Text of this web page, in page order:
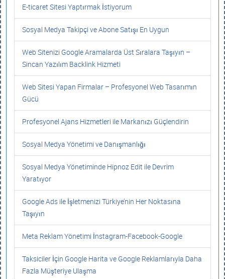
E-ticaret Sitesi Yaptırmak İstiyorum
Sosyal Medya Takipçi ve Abone Satışı En Uygun
Web Sitenizi Google Aramalarda Üst Sıralara Taşıyın –
Sincan Yazılım Backlink Hizmeti
Web Sitesi Yapan Firmalar – Profesyonel Web Tasarımın
Gücü
Profesyonel Ajans Hizmetleri ile Markanızı Güçlendirin
Sosyal Medya Yönetimi ve Danışmanlığı
Sosyal Medya Yönetiminde Hipnoz Edit ile Devrim
Yaratıyor
Google Ads ile İşletmenizi Türkiye’nin Her Noktasına
Taşıyın
Meta Reklam Yönetimi İnstagram-Facebook-Google
Taksiciler İçin Google Harita ve Google Reklamlarıyla Daha
Fazla Müşteriye Ulaşma